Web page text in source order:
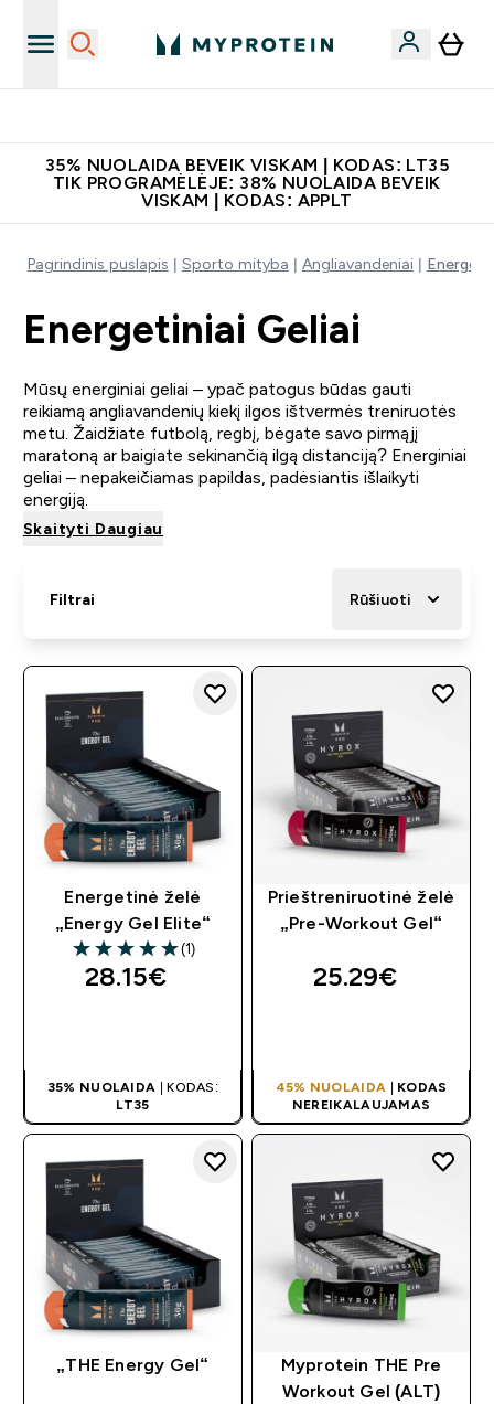
35% NUOLAIDA BEVEIK VISKAM | KODAS: LT35
TIK PROGRAMĖLĖJE: 38% NUOLAIDA BEVEIK
VISKAM | KODAS: APPLT
Pagrindinis puslapis Sporto mityba Angliavandeniai
Energetiniai Geliai
Mūsų energiniai geliai – ypač patogus būdas gauti
reikiamą angliavandenių kiekį ilgos ištvermės treniruotės
metu. Žaidžiate futbolą, regbį, bėgate savo pirmąjį
maratoną ar baigiate sekinančią ilgą distanciją? Energiniai
geliai – nepakeičiamas papildas, padėsiantis išlaikyti
energiją.
Skaityti Daugiau
Filtrai Rūšiuoti
Energetinė želė
„Energy Gel Elite“
5 out of 5 stars
(1)
28.15€‎
35% NUOLAIDA | KODAS:
LT35
Prieštreniruotinė želė
„Pre-Workout Gel“
25.29€‎
45% NUOLAIDA
KODAS
NEREIKALAUJAMAS
„THE Energy Gel“
Myprotein THE Pre
Workout Gel (ALT)